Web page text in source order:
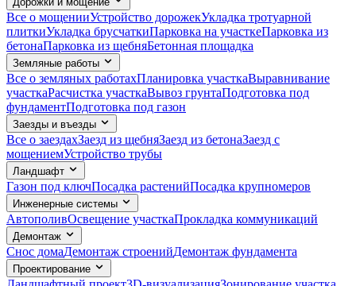
Все о мощенииУстройство дорожекУкладка тротуарной
плиткиУкладка брусчаткиПарковка на участкеПарковка из
бетонаПарковка из щебняБетонная площадка
Земляные работы
Все о земляных работахПланировка участкаВыравнивание
участкаРасчистка участкаВывоз грунтаПодготовка под
фундаментПодготовка под газон
Заезды и въезды
Все о заездахЗаезд из щебняЗаезд из бетонаЗаезд с
мощениемУстройство трубы
Ландшафт
Газон под ключПосадка растенийПосадка крупномеров
Инженерные системы
АвтополивОсвещение участкаПрокладка коммуникаций
Демонтаж
Снос домаДемонтаж строенийДемонтаж фундамента
Проектирование